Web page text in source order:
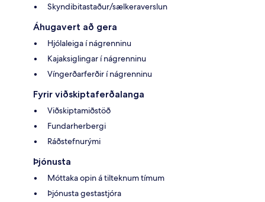
Skyndibitastaður/sælkeraverslun
Áhugavert að gera
Hjólaleiga í nágrenninu
Kajaksiglingar í nágrenninu
Víngerðarferðir í nágrenninu
Fyrir viðskiptaferðalanga
Viðskiptamiðstöð
Fundarherbergi
Ráðstefnurými
Þjónusta
Móttaka opin á tilteknum tímum
Þjónusta gestastjóra